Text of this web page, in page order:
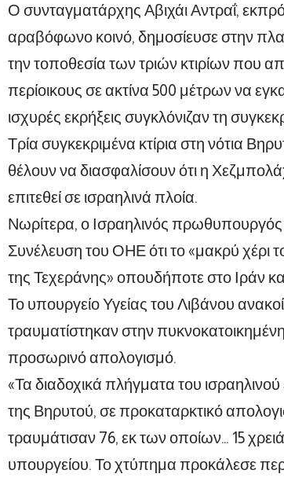
Ο συνταγματάρχης Αβιχάι Αντραΐ,
αραβόφωνο κοινό, δημοσίευσε στην
την τοποθεσία των τριών κτιρίων που
περίοικους σε ακτίνα 500 μέτρων να
ισχυρές εκρήξεις συγκλόνιζαν τη
Τρία συγκεκριμένα κτίρια στη νότια
θέλουν να διασφαλίσουν ότι η
επιτεθεί σε ισραηλινά πλοία.
Νωρίτερα, ο Ισραηλινός πρωθυπουργός
Συνέλευση του ΟΗΕ ότι το «μακρύ χέρι
της Τεχεράνης» οπουδήποτε στο Ιράν
Το υπουργείο Υγείας του Λιβάνου
τραυματίστηκαν στην
προσωρινό απολογισμό.
«Τα διαδοχικά πλήγματα του
της Βηρυτού, σε προκαταρκτικό
τραυμάτισαν 76, εκ των οποίων… 15
υπουργείου. Το χτύπημα προκάλεσε